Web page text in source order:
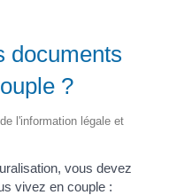
documents
?
l'information légale et
vous devez
vivez en couple :